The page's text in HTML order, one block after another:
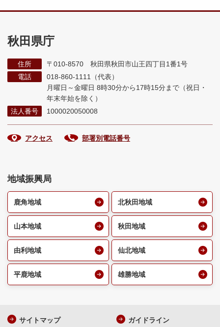
秋田県庁
住所
〒010-8570 秋田県秋田市山王四丁目1番1号
電話
018-860-1111（代表）
月曜日～金曜日 8時30分から17時15分まで （祝日・
年末年始を除く）
法人番号
1000020050008
アクセス 部署別電話番号
地域振興局
鹿角地域 北秋田地域
山本地域 秋田地域
由利地域 仙北地域
平鹿地域 雄勝地域
サイトマップ ガイドライン